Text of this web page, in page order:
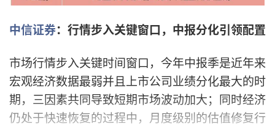
中信证券：行情步入关键窗口，中报分化引领配置
市场行情步入关键时间窗口，今年中报季是近年来
宏观经济数据最弱并且上市公司业绩分化最大的时
期，三因素共同导致短期市场波动加大；同时经济
仍处于快速恢复的过程中，月度级别的估值修复行